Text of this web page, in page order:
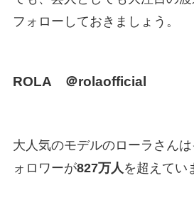
フォローしておきましょう。
ROLA ＠rolaofficial
大人気のモデルのローラさん
ォロワーが827万人を超えてい